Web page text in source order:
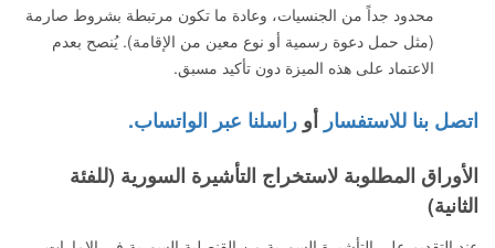
محدود جداً من الجنسيات، وعادة ما تكون مرتبطة بشروط صارمة
(مثل حمل دعوة رسمية أو نوع معين من الإقامة). يُنصح بعدم
الاعتماد على هذه الميزة دون تأكيد مسبق.
اتصل بنا للاستفسار أو راسلنا عبر الواتساب.
الأوراق المطلوبة لاستخراج التأشيرة السورية (للفئة
الثانية)